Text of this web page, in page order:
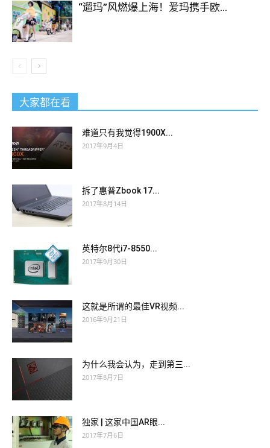
“遛玛”风燃爆上海！爱玛携手欧...
大家都在看
难道只有我觉得1900X...
2017年9月4日
拆了惠普Zbook 17...
2017年8月14日
英特尔8代i7-8550...
2017年9月30日
这就是所谓的最佳VR视频...
2016年9月21日
为什么我会认为，走到第三...
2017年8月7日
独家 | 这家中国AR眼...
2017年7月6日